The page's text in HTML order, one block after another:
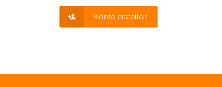
Konto erstellen